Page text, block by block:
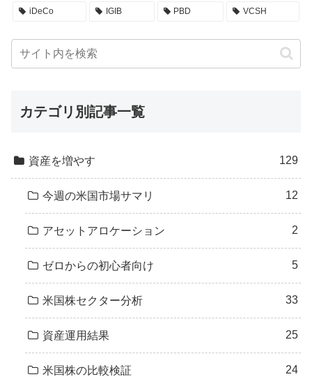
iDeCo IGIB PBD VCSH
カテゴリ別記事一覧
資産を増やす 129
今週の米国市場サマリ 12
アセットアロケーション 2
ゼロからの初心者向け 5
米国株セクター分析 33
資産運用結果 25
米国株の比較検証 24